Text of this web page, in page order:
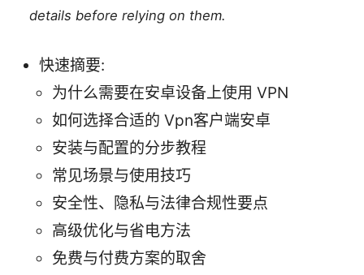
details before relying on them.
快速摘要:
为什么需要在安卓设备上使用 VPN
如何选择合适的 Vpn客户端安卓
安装与配置的分步教程
常见场景与使用技巧
安全性、隐私与法律合规性要点
高级优化与省电方法
免费与付费方案的取舍